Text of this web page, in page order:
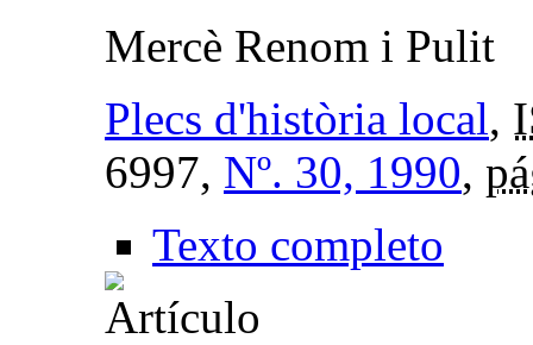
Mercè Renom i Pulit
Plecs d'història local,
6997, Nº. 30, 1990,
Texto completo